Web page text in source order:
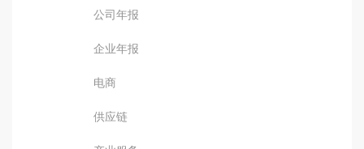
公司年报
企业年报
电商
供应链